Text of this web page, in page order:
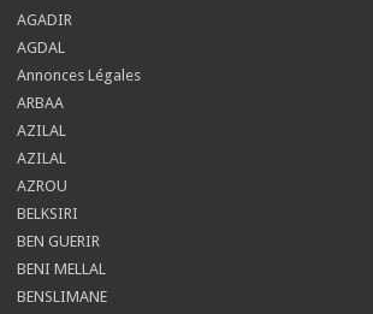
AGADIR
AGDAL
Annonces Légales
ARBAA
AZILAL
AZILAL
AZROU
BELKSIRI
BEN GUERIR
BENI MELLAL
BENSLIMANE